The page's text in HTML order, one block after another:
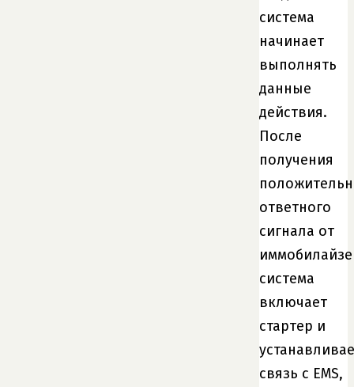
система
начинает
выполнять
данные
действия.
После
получения
ответного
сигнала от
система
включает
стартер и
связь с EMS,